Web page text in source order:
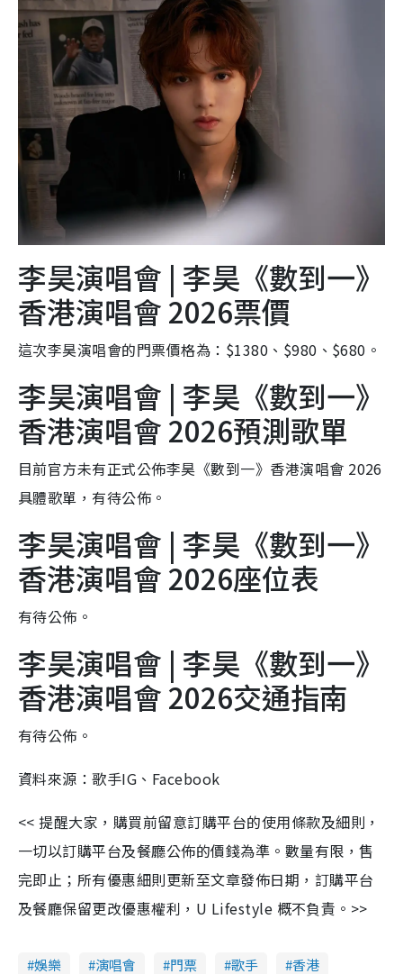
李昊演唱會 | 李昊《數到一》
香港演唱會 2026票價
這次李昊演唱會的門票價格為：$1380、$980、$680。
李昊演唱會 | 李昊《數到一》
香港演唱會 2026預測歌單
目前官方未有正式公佈李昊《數到一》香港演唱會 2026
具體歌單，有待公佈。
李昊演唱會 | 李昊《數到一》
香港演唱會 2026座位表
有待公佈。
李昊演唱會 | 李昊《數到一》
香港演唱會 2026交通指南
有待公佈。
資料來源：歌手IG、Facebook
<< 提醒大家，購買前留意訂購平台的使用條款及細則，
一切以訂購平台及餐廳公佈的價錢為準。數量有限，售
完即止；所有優惠細則更新至文章發佈日期，訂購平台
及餐廳保留更改優惠權利，U Lifestyle 概不負責。>>
娛樂 演唱會 門票 歌手 香港